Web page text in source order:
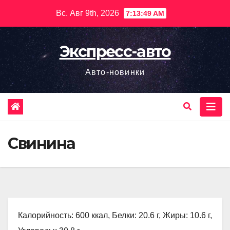
содержимому
Вс. Авг 9th, 2026 7:13:50 AM
Экспресс-авто
Авто-новинки
Свинина
Калорийность: 600 ккал, Белки: 20.6 г, Жиры: 10.6 г,